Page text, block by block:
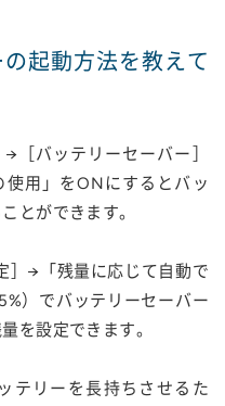
起動方法を教えて
［バッテリーセーバー］
用」をONにするとバッ
とができます。
］→「残量に応じて自動で
）でバッテリーセーバー
を設定できます。
テリーを長持ちさせるた